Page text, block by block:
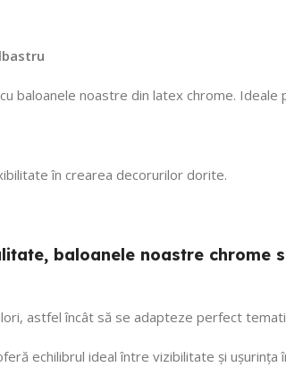
baloanele noastre din latex chrome.
în crearea decorurilor dorite.
baloanele noastre
astfel încât să se adapteze perfect
echilibrul ideal între vizibilitate și